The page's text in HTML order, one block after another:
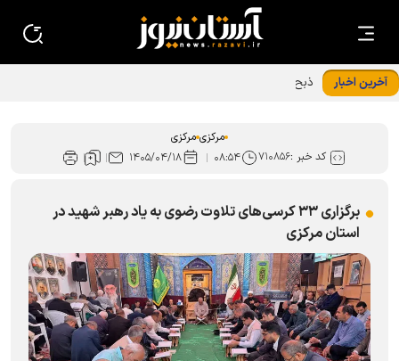
آخرین اخبار ذبح ۴۹ رأس دام در استان مرکزی هم‌زمان با ماه ذی‌الحجه
مرکزی مرکزی
کد خبر :۷۱۰۸۵۶ ۰۸:۵۴ ۱۴۰۵/۰۴/۱۸
برگزاری ۳۳ کرسی‌های تلاوت رضوی به یاد رهبر شهید در
استان مرکزی